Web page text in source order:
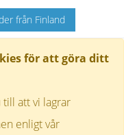
för att göra ditt
att vi lagrar
enligt vår
från Finland